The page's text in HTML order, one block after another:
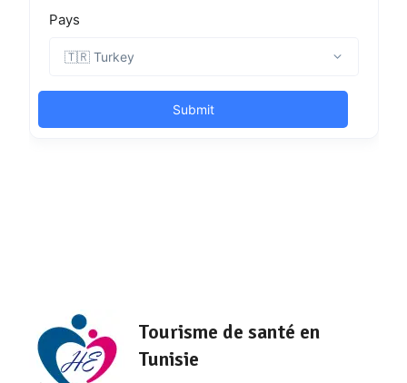
Tourisme de santé en
Tunisie